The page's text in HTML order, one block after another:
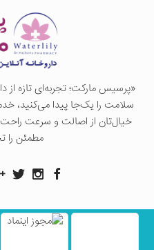
«پرسيس ماركت؛ تجربه‌ای تازه از
سلامت را یک‌جا پیدا می‌کنید،
خیال‌تان از اصالت و سرعت راحت
مطمئن را